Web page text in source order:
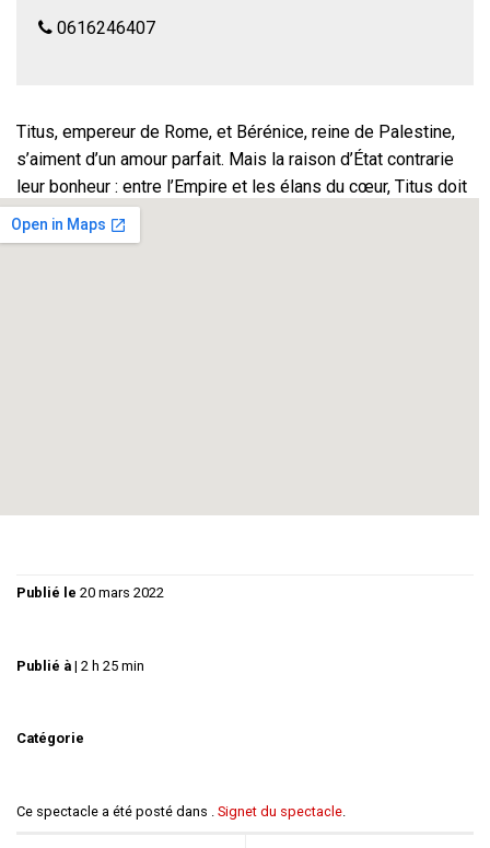
0616246407
Titus, empereur de Rome, et Bérénice, reine de Palestine,
s’aiment d’un amour parfait. Mais la raison d’État contrarie
leur bonheur : entre l’Empire et les élans du cœur, Titus doit
choisir.
«Faire quelque chose de rien» : telle est l’ambition de
Publié le 20 mars 2022
Publié à | 2 h 25 min
Catégorie
Ce spectacle a été posté dans . Signet du spectacle.